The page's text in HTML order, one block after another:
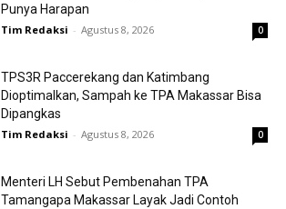
Punya Harapan
Tim Redaksi - Agustus 8, 2026 0
TPS3R Paccerekang dan Katimbang
Dioptimalkan, Sampah ke TPA Makassar Bisa
Dipangkas
Tim Redaksi - Agustus 8, 2026 0
Menteri LH Sebut Pembenahan TPA
Tamangapa Makassar Layak Jadi Contoh